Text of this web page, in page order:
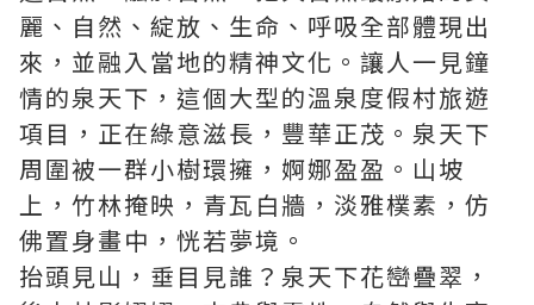
麗、自然、綻放、生命、呼吸全部體現出
來，並融入當地的精神文化。讓人一見鐘
情的泉天下，這個大型的溫泉度假村旅遊
項目，正在綠意滋長，豐華正茂。泉天下
周圍被一群小樹環擁，婀娜盈盈。山坡
上，竹林掩映，青瓦白牆，淡雅樸素，仿
佛置身畫中，恍若夢境。
抬頭見山，垂目見誰？泉天下花巒疊翠，